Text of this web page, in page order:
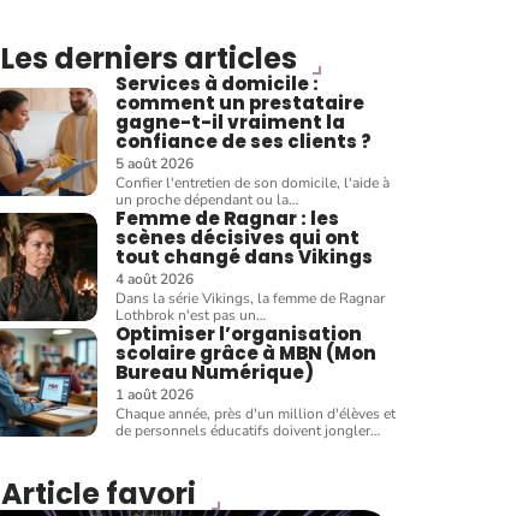
Les derniers articles
Services à domicile :
comment un prestataire
gagne-t-il vraiment la
confiance de ses clients ?
5 août 2026
Confier l'entretien de son domicile, l'aide à
un proche dépendant ou la…
Femme de Ragnar : les
scènes décisives qui ont
tout changé dans Vikings
4 août 2026
Dans la série Vikings, la femme de Ragnar
Lothbrok n'est pas un…
Optimiser l’organisation
scolaire grâce à MBN (Mon
Bureau Numérique)
1 août 2026
Chaque année, près d'un million d'élèves et
de personnels éducatifs doivent jongler…
Article favori